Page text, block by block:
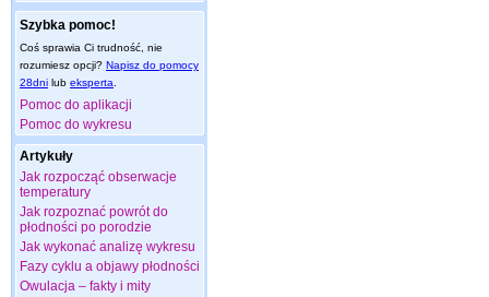
Szybka pomoc!
Coś sprawia Ci trudność, nie
rozumiesz opcji? Napisz do pomocy
28dni lub eksperta
Pomoc do aplikacji
Pomoc do wykresu
Artykuły
Jak rozpocząć obserwacje
temperatury
Jak rozpoznać powrót do
płodności po porodzie
Jak wykonać analizę wykresu
Fazy cyklu a objawy płodności
Owulacja – fakty i mity